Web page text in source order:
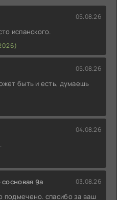
05.08.26
испанского.
05.08.26
быть и есть, думаешь
04.08.26
9а 03.08.26
подмечено. спасибо за ваш